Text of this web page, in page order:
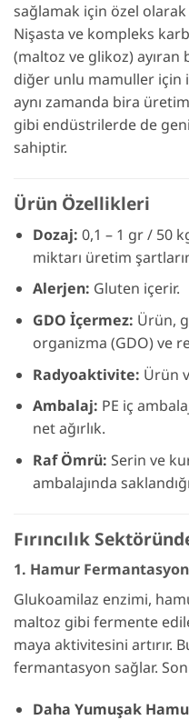
sağlamak için özel
Nişasta ve kompleks
(maltoz ve glikoz)
diğer unlu mamuller için
aynı zamanda bira
gibi endüstrilerde de
sahiptir.
Ürün Özellikleri
Dozaj: 0,1 – 1 gr / 50
miktarı üretim
Alerjen: Gluten içerir.
GDO İçermez: Ürün,
organizma (GDO) ve
Radyoaktivite: Ürün
Ambalaj: PE iç
net ağırlık.
Raf Ömrü: Serin ve
ambalajında
Fırıncılık
1. Hamur
Glukoamilaz enzimi,
maltoz gibi fermente
maya aktivitesini artırır.
fermantasyon sağlar.
Daha Yumuşak